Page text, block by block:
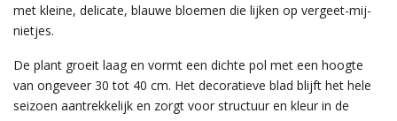
met kleine, delicate, blauwe bloemen die lijken op vergeet-mij-
nietjes.
De plant groeit laag en vormt een dichte pol met een hoogte
van ongeveer 30 tot 40 cm. Het decoratieve blad blijft het hele
seizoen aantrekkelijk en zorgt voor structuur en kleur in de